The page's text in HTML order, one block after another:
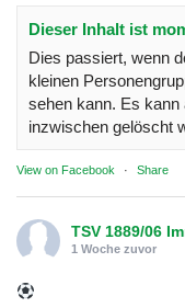
Dieser Inhalt ist
Dies passiert, wenn
kleinen
sehen kann. Es
inzwischen gelöscht
View on Facebook · Share
TSV 1889/06
1 Woche zuvor